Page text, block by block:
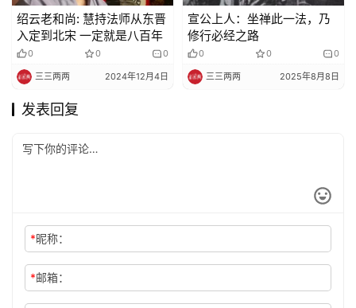
绍云老和尚: 慧持法师从东晋
入定到北宋 一定就是八百年
0 0 0
三三两两 2024年12月4日
宣公上人：坐禅此一法，乃
修行必经之路
0 0 0
三三两两 2025年8月8日
发表回复
*昵称：
*邮箱：